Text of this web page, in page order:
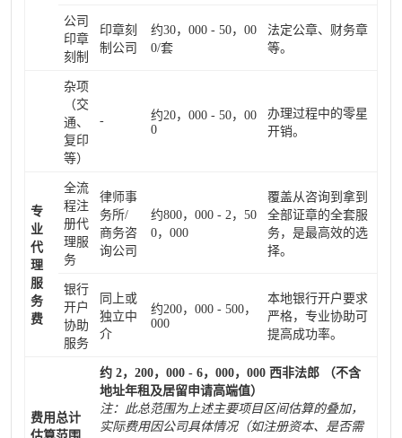
公司
印章
刻制
印章刻
制公司
约30，000 - 50，00
0/套
法定公章、财务章
等。
杂项
（交
通、
复印
等）
-
约20，000 - 50，00
0
办理过程中的零星
开销。
专
业
代
理
服
务
费
全流
程注
册代
理服
务
律师事
务所/
商务咨
询公司
约800，000 - 2，50
0，000
覆盖从咨询到拿到
全部证章的全套服
务，是最高效的选
择。
银行
开户
协助
服务
同上或
独立中
介
约200，000 - 500，
000
本地银行开户要求
严格，专业协助可
提高成功率。
费用总计
约 2，200，000 - 6，000，000 西非法郎 （不含
地址年租及居留申请高端值）
注：此总范围为上述主要项目区间估算的叠加，
实际费用因公司具体情况（如注册资本、是否需